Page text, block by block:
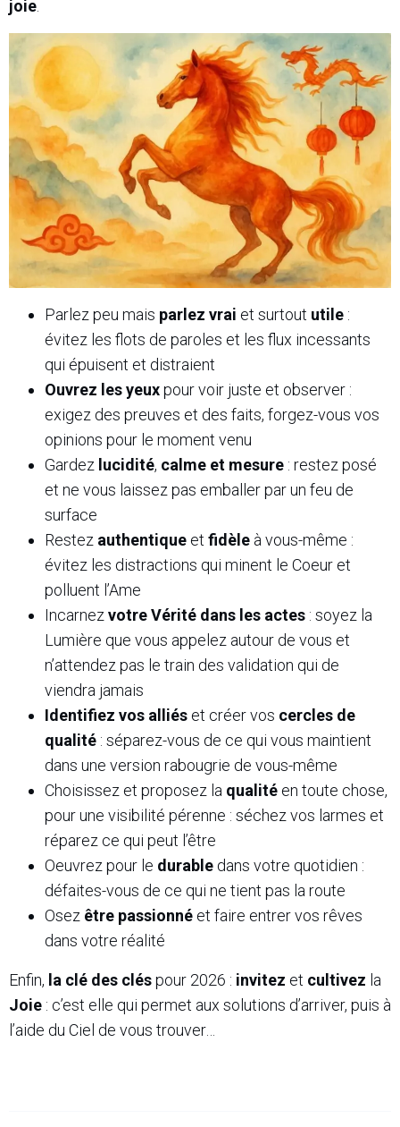
joie
Parlez peu mais parlez vrai et surtout utile :
évitez les flots de paroles et les flux incessants
qui épuisent et distraient
Ouvrez les yeuxpour voir juste et observer :
exigez des preuves et des faits, forgez-vous vos
opinions pour le moment venu
Gardez lucidité, calme et mesure : restez posé
et ne vous laissez pas emballer par un feu de
surface
Restez authentique et fidèle à vous-même :
évitez les distractions qui minent le Coeur et
polluent l’Ame
Incarnezvotre Vérité dans les actes : soyez la
Lumière que vous appelez autour de vous et
n’attendez pas le train des validation qui de
viendra jamais
Identifiez vos alliés et créer vos cercles de
qualité : séparez-vous de ce qui vous maintient
dans une version rabougrie de vous-même
Choisissez et proposez la qualité en toute chose,
pour une visibilité pérenne : séchez vos larmes et
réparez ce qui peut l’être
Oeuvrez pour le durable dans votre quotidien :
défaites-vous de ce qui ne tient pas la route
Osez être passionné et faire entrer vos rêves
dans votre réalité
Enfin, la clé des cléspour 2026 : invitez et cultivez la
Joie : c’est elle qui permet aux solutions d’arriver, puis à
l’aide du Ciel de vous trouver…